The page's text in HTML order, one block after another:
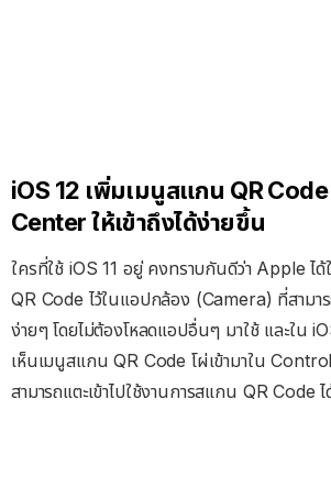
iOS 12 เพิ่มเมนูสแกน QR
Center ให้เข้าถึงได้ง่ายขึ้น
ใครที่ใช้ iOS 11 อยู่ คงทราบกันดีว่า Apple ได้
QR Code ไว้ในแอปกล้อง (Camera) ที่สามา
ง่ายๆ โดยไม่ต้องโหลดแอปอื่นๆ มาใช้ และใน
เห็นเมนูสแกน QR Code โผ่เข้ามาใน
สามารถแตะเข้าไปใช้งานการสแกน QR Code ไ